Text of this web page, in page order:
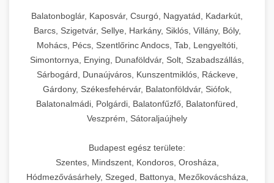
Balatonboglár, Kaposvár, Csurgó, Nagyatád, Kadarkút,
Barcs, Szigetvár, Sellye, Harkány, Siklós, Villány, Bóly,
Mohács, Pécs, Szentlőrinc Andocs, Tab, Lengyeltóti,
Simontornya, Enying, Dunaföldvár, Solt, Szabadszállás,
Sárbogárd, Dunaújváros, Kunszentmiklós, Ráckeve,
Gárdony, Székesfehérvár, Balatonföldvár, Siófok,
Balatonalmádi, Polgárdi, Balatonfűzfő, Balatonfüred,
Veszprém, Sátoraljaújhely
Budapest egész területe:
Szentes, Mindszent, Kondoros, Orosháza,
Hódmezővásárhely, Szeged, Battonya, Mezőkovácsháza,